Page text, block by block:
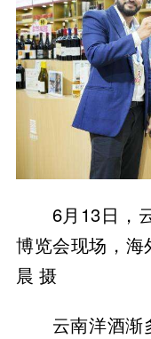
6月13日，
博览会现场，
晨 摄
云南洋酒渐